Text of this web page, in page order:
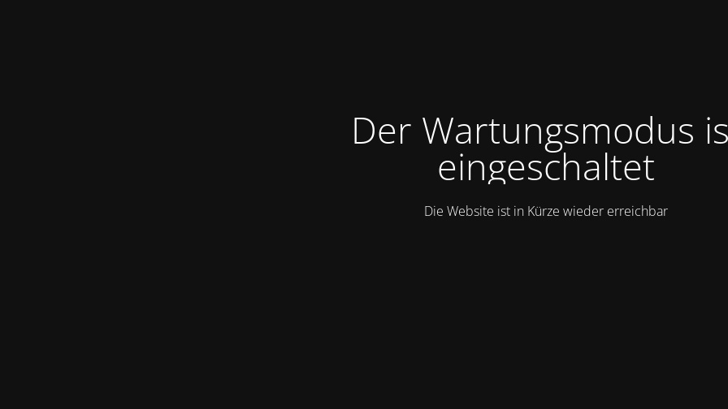
Der Wartungsmodus
eingeschaltet
Die Website ist in Kürze wieder erreichbar